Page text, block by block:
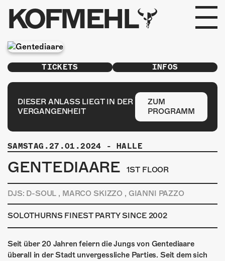
KOFMEHL
PROGRAMM
FABRIKGEFLÜSTER
GALERIE
FOTOGALERIE
PHOTOMAT
INFOS
KONTAKT
ÜBER UNS
GÖNNEREI
TICKETS INFOS
DIESER ANLASS LIEGT IN DER
VERGANGENHEIT
ZUM
PROGRAMM
SAMSTAG.27.01.2024 - HALLE
GENTEDIAARE 1ST FLOOR
DJS: D-SOUL , MARCO SKIZZO , GIANNI PAZZO
SOLOTHURNS FINEST PARTY SINCE 2002
Seit über 20 Jahren feiern die Jungs von Gentediaare
überall in der Stadt unvergessliche Parties. Seit dem sich